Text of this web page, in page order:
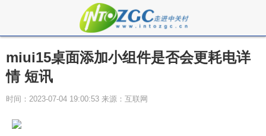
miui15桌面添加小组件是否会更耗电详
情 短讯
时间：2023-07-04 19:00:53 来源：互联网